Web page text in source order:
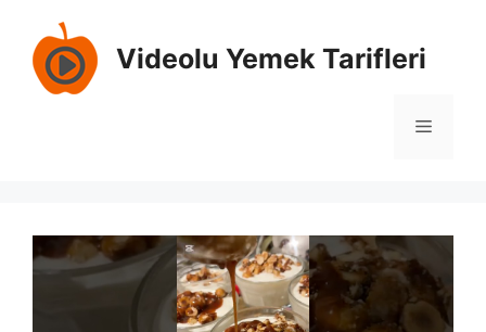
Videolu Yemek Tarifleri
Menü